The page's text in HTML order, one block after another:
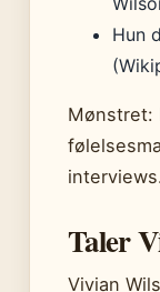
Hun
Mønstret:
interviews.
Taler
Vivian